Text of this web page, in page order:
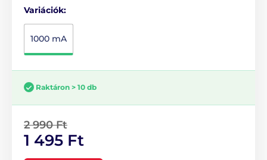
Variációk:
1000 mA
Raktáron > 10 db
2 990 Ft
1 495 Ft